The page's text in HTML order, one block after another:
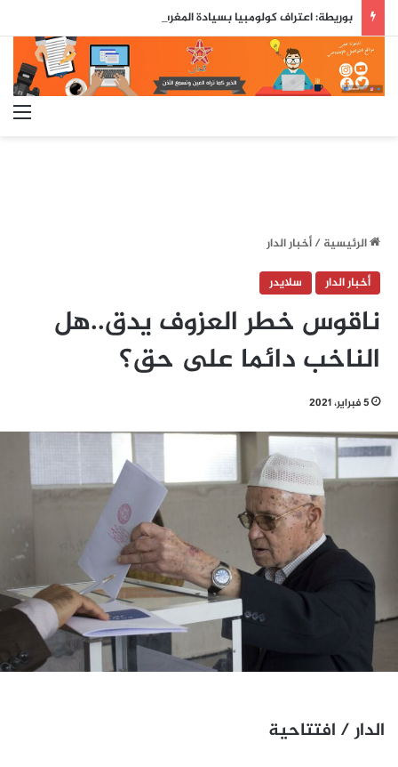
الرئيسية/أخبار الدار
أخبار الدار
سلايدر
ناقوس خطر العزوف يدق..هل
الناخب دائما على حق؟
5 فبراير، 2021
الدار / افتتاحية